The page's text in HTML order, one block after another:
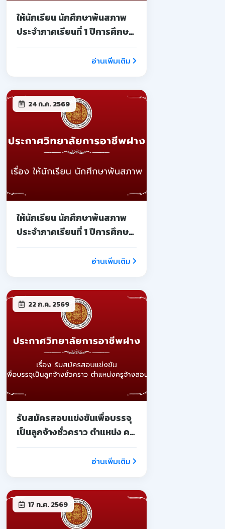
ให้นักเรียน นักศึกษาพ้นสภาพ
ประจำภาคเรียนที่ 1 ปีการศึกษา
อ่านเพิ่มเติม
24 ก.ค. 2569
ให้นักเรียน นักศึกษาพ้นสภาพ
ประจำภาคเรียนที่ 1 ปีการศึกษา
อ่านเพิ่มเติม
22 ก.ค. 2569
รับสมัครสอบแข่งขันเพื่อบรรจุ
เป็นลูกจ้างชั่วคราว ตำแหน่ง ครู
อ่านเพิ่มเติม
17 ก.ค. 2569